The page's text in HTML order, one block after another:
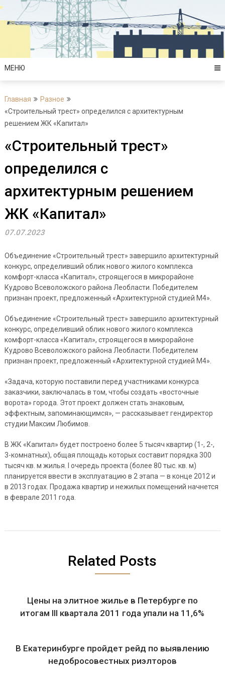
Перейти
содержимому
МЕНЮ
Главная
Разное
«Строительный трест» определился с архитектурным
решением ЖК «Капитал»
«Строительный трест»
определился с
архитектурным решением
ЖК «Капитал»
07.07.2023
Объединение «Строительный трест» завершило архитектурный
конкурс, определивший облик нового жилого комплекса
комфорт-класса «Капитал», строящегося в микрорайоне
Кудрово Всеволожского района Леобласти. Победителем
признан проект, предложенный «Архитектурной студией М4».
Объединение «Строительный трест» завершило архитектурный
конкурс, определивший облик нового жилого комплекса
комфорт-класса «Капитал», строящегося в микрорайоне
Кудрово Всеволожского района Леобласти. Победителем
признан проект, предложенный «Архитектурной студией М4».
«Задача, которую поставили перед участниками конкурса
заказчики, заключалась в том, чтобы создать «восточные
ворота» города. Этот проект должен стать знаковым,
эффектным, запоминающимся», — рассказывает гендиректор
студии Максим Любимов.
В ЖК «Капитал» будет построено более 5 тысяч квартир (1-, 2-,
3-комнатных), общая площадь которых составит порядка 300
тысяч кв. м жилья. I очередь проекта (более 80 тыс. кв. м)
планируется ввести в эксплуатацию в 2 этапа — в конце 2012 и
в 2013 годах. Продажа квартир и нежилых помещений начнется
в феврале 2011 года.
Related Posts
Цены на элитное жилье в Петербурге по
итогам III квартала 2011 года упали на 11,6%
В Екатеринбурге пройдет рейд по выявлению
недобросовестных риэлторов